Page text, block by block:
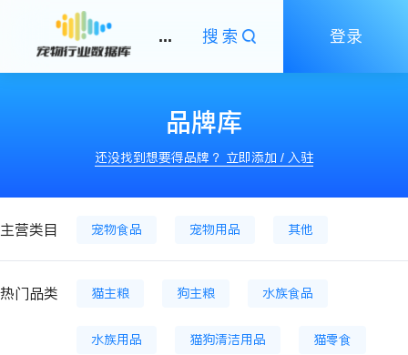
... 搜索 登录
品牌库
还没找到想要得品牌 ？立即添加 / 入驻
主营类目 宠物食品 宠物用品 其他
热门品类 猫主粮 狗主粮 水族食品
水族用品 猫狗清洁用品 猫零食